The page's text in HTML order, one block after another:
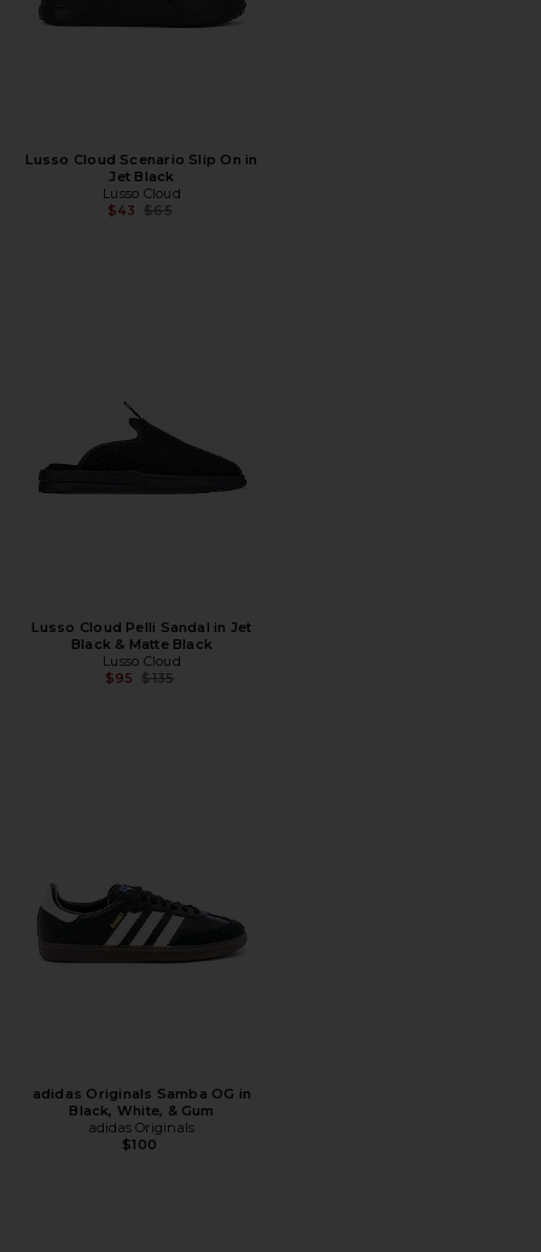
Lusso Cloud Scenario Slip On in
Jet Black
Lusso Cloud
$43 Предыдущая цена:
$65
Lusso Cloud Pelli Sandal in Jet
Black & Matte Black
Lusso Cloud
$95
Предыдущая цена:
$135
adidas Originals Samba OG in
Black, White, & Gum
adidas Originals
$100